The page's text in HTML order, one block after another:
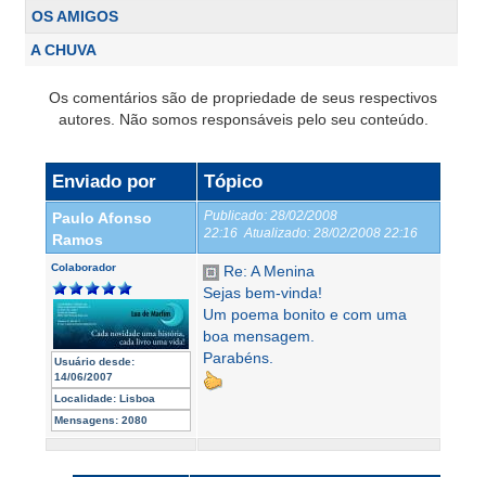
OS AMIGOS
A CHUVA
Os comentários são de propriedade de seus respectivos
autores. Não somos responsáveis pelo seu conteúdo.
Enviado por Tópico
Paulo Afonso
Ramos
Publicado: 28/02/2008
22:16 Atualizado: 28/02/2008 22:16
Colaborador
Usuário desde:
14/06/2007
Localidade: Lisboa
Mensagens: 2080
Re: A Menina
Sejas bem-vinda!
Um poema bonito e com uma
boa mensagem.
Parabéns.